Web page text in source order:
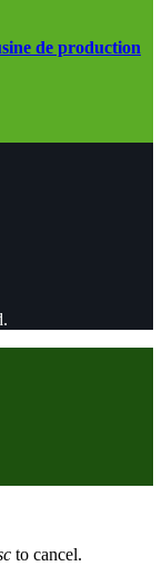
de production
to cancel.